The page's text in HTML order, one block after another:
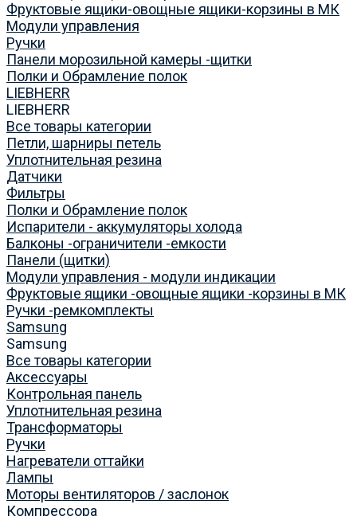
Фруктовые ящики-овощные ящики-корзины в МК
Модули управления
Ручки
Панели морозильной камеры -щитки
Полки и Обрамление полок
LIEBHERR
LIEBHERR
Все товары категории
Петли, шарниры петель
Уплотнительная резина
Датчики
Фильтры
Полки и Обрамление полок
Испарители - аккумуляторы холода
Балконы -ограничители -емкости
Панели (щитки)
Модули управления - модули индикации
Фруктовые ящики -овощные ящики -корзины в МК
Ручки -ремкомплекты
Samsung
Samsung
Все товары категории
Аксессуары
Контрольная панель
Уплотнительная резина
Трансформаторы
Ручки
Нагреватели оттайки
Лампы
Моторы вентиляторов / заслонок
Компрессора